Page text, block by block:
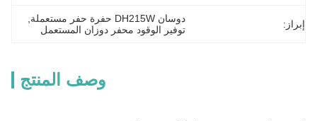
إبراز: دوسان DH215W حفرة حفر مستعملة
توفير الوقود محفر دوزان المستعمل
وصف المنتج